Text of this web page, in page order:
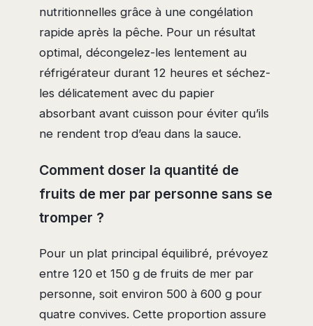
nutritionnelles grâce à une congélation
rapide après la pêche. Pour un résultat
optimal, décongelez-les lentement au
réfrigérateur durant 12 heures et séchez-
les délicatement avec du papier
absorbant avant cuisson pour éviter qu’ils
ne rendent trop d’eau dans la sauce.
Comment doser la quantité de
fruits de mer par personne sans se
tromper ?
Pour un plat principal équilibré, prévoyez
entre 120 et 150 g de fruits de mer par
personne, soit environ 500 à 600 g pour
quatre convives. Cette proportion assure